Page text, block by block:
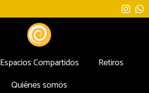
Espacios Compartidos
Retiros
Quiénes somos